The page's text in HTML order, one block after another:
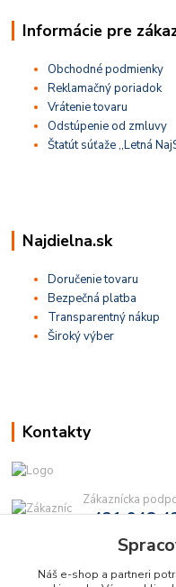
Informácie pre
Obchodné podmienky
Reklamačný poriadok
Vrátenie tovaru
Odstúpenie od zmluvy
Štatút súťaže ,,Letná
Najdielna.sk
Doručenie tovaru
Bezpečná platba
Transparentný nákup
Široký výber
Kontakty
Zákaznícka
+421 948
(Po-Pia, 9-16 hod.)
info@najdielna.sk
Náš e-shop a partneri